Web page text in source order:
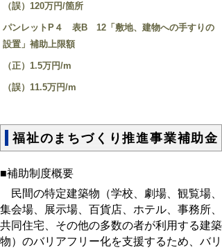
（誤）120万円/箇所
パンレットP４ 表B 12「敷地、建物への手すりの
設置」補助上限額
（正）1.5万円/m
（誤）11.5万円/m
福祉のまちづくり推進事業補助金
■補助制度概要
民間の特定建築物（学校、劇場、観覧場、
集会場、展示場、百貨店、ホテル、事務所、
共同住宅、その他の多数の者が利用する建築
物）のバリアフリー化を支援するため、バリ